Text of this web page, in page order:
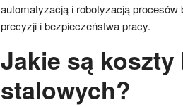
automatyzacją i robotyzacją
precyzji i bezpieczeństwa pracy.
Jakie są
stalowych?